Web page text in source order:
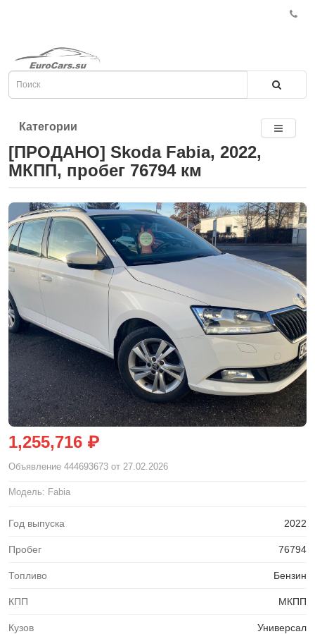
Категории
[ПРОДАНО] Skoda Fabia, 2022,
МКПП, пробег 76794 км
1,255,716 ₽
Объявление 444693673 от 27.02.2026
Модель: Fabia
Год выпуска 2022
Пробег 76794
Топливо Бензин
КПП МКПП
Кузов Универсал